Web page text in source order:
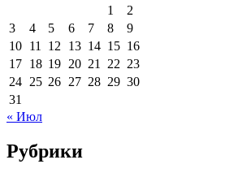
1
2
3
4 5 6 7 8
9
10 11 12 13 14 15 16
17 18 19 20 21 22 23
24 25 26 27 28 29 30
31
« Июл
Рубрики